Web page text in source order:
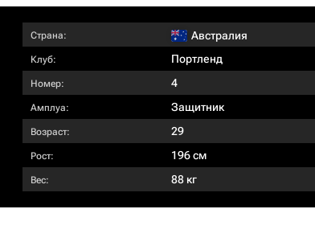
Страна: Австралия
Клуб: Портленд
Номер: 4
Амплуа: Защитник
Возраст: 29
Рост: 196 см
Вес: 88 кг